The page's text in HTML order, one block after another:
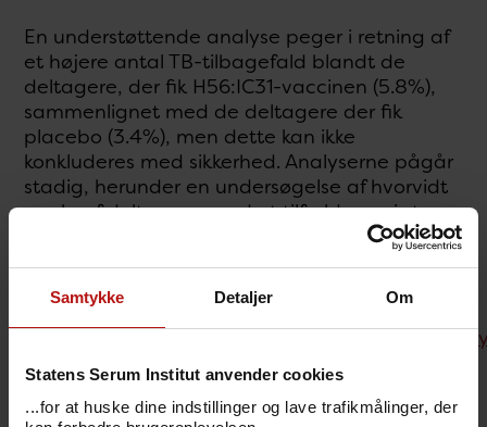
Samtykke Detaljer Om
Statens Serum Institut anvender cookies
...for at huske dine indstillinger og lave trafikmålinger, der
En understøttende analyse peger i retning af
et højere antal TB-tilbagefald blandt de
deltagere, der fik H56:IC31-vaccinen (5.8%),
sammenlignet med de deltagere der fik
placebo (3.4%), men dette kan ikke
konkluderes med sikkerhed. Analyserne pågår
stadig, herunder en undersøgelse af hvorvidt
nogle af deltagerne ved et tilfælde var i større
risiko for at udvikle TB, allerede før de modtog
vaccinen.
Læs hele pressemeddelelsen her:
https://www.porconsortium.org/news/2023/
results-on-the-a-055-por-trial